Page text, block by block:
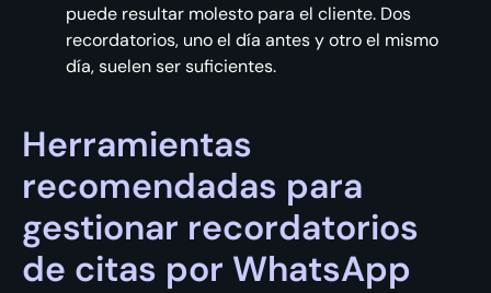
puede resultar molesto para el cliente. Dos
recordatorios, uno el día antes y otro el mismo
día, suelen ser suficientes.
Herramientas
recomendadas para
gestionar recordatorios
de citas por WhatsApp